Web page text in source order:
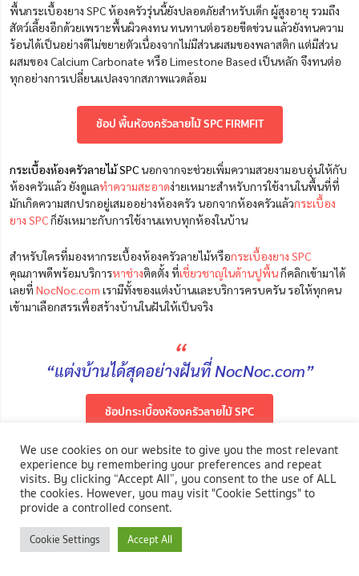
พื้นกระเบื้องยาง SPC ห้องครัวรุ่นนี้ยังปลอดภัยสำหรับเด็ก ผู้สูงอายุ รวมถึง
สัตว์เลี้ยงอีกด้วยเพราะพื้นผิวคงทน ทนทานต่อรอยขีดข่วน แล้วยังทนความ
ร้อนได้เป็นอย่างดีไม่ขยายตัวเนื่องจากไม่มีส่วนผสมของพลาสติก แต่มีส่วน
ผสมของ Calcium Carbonate หรือ Limestone Based เป็นหลัก จึงทนต่อ
ทุกอย่างการเปลี่ยนแปลงจากสภาพแวดล้อม
ช้อป พื้นห้องครัวลายไม้ SPC FIRMFIT
กระเบื้องห้องครัวลายไม้ SPCนอกจากจะช่วยเพิ่มความสวยงามอบอุ่นให้กับ
ห้องครัวแล้ว ยังดูแลทำความสะอาดง่ายเหมาะสำหรับการใช้งานในพื้นที่ที่
มักเกิดความสกปรกอยู่เสมออย่างห้องครัว นอกจากห้องครัวแล้วกระเบื้อง
ยาง SPCก็ยังเหมาะกับการใช้งานแทบทุกห้องในบ้าน
สำหรับใครที่มองหากระเบื้องห้องครัวลายไม้หรือกระเบื้องยาง SPC
คุณภาพดีพร้อมบริการหาช่างติดตั้ง ที่เชี่ยวชาญในด้านปูพื้นก็คลิกเข้ามาได้
เลยที่ NocNoc.com เรามีทั้งของแต่งบ้านและบริการครบครัน รอให้ทุกคน
เข้ามาเลือกสรรเพื่อสร้างบ้านในฝันให้เป็นจริง
“
“แต่งบ้านได้สุดอย่างฝันที่ NocNoc.com”
ช้อปกระเบื้องห้องครัวลายไม้ SPC
แชร์
บทความยอดฮิต
We use cookies on our website to give you the most relevant
experience by remembering your preferences and repeat
visits. By clicking “Accept All”, you consent to the use of ALL
the cookies. However, you may visit "Cookie Settings" to
provide a controlled consent.
Cookie Settings Accept All